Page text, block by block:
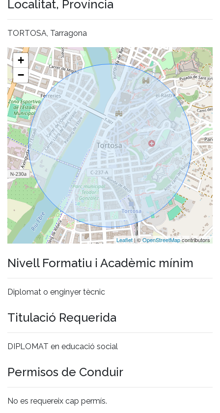
Localitat, Província
TORTOSA, Tarragona
+
−
Leaflet| ©OpenStreetMapcontributors
Nivell Formatiu i Acadèmic mínim
Diplomat o enginyer tècnic
Titulació Requerida
DIPLOMAT en educació social
Permisos de Conduir
No es requereix cap permís.